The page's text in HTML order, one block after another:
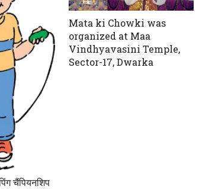
चैंपियनशिप
Mata ki Chowki was
organized at Maa
Vindhyavasini Temple,
Sector-17, Dwarka